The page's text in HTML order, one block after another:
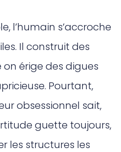
l’humain s’accroche
Il construit des
érige des digues
Pourtant,
obsessionnel sait,
guette toujours,
les structures les